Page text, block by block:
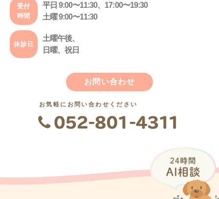
受付
時間
平日 9:00〜11:30、17:00〜19:30
土曜 9:00〜11:30
休診日
土曜午後、
日曜、祝日
お問い合わせ
お気軽にお問い合わせください